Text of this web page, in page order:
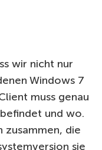
wir nicht nur
Windows 7
muss genau
und wo.
zusammen, die
sie